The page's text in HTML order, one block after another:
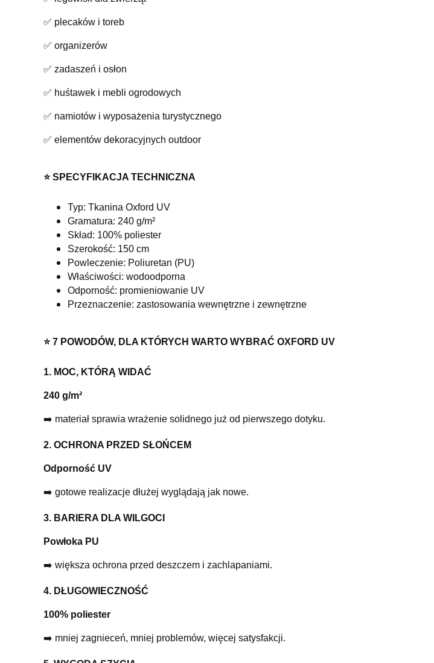
✅ plecaków i toreb
✅ organizerów
✅ zadaszeń i osłon
✅ huśtawek i mebli ogrodowych
✅ namiotów i wyposażenia turystycznego
✅ elementów dekoracyjnych outdoor
⭐️ SPECYFIKACJA TECHNICZNA
Typ: Tkanina Oxford UV
Gramatura: 240 g/m²
Skład: 100% poliester
Szerokość: 150 cm
Powleczenie: Poliuretan (PU)
Właściwości: wodoodporna
Odporność: promieniowanie UV
Przeznaczenie: zastosowania wewnętrzne i zewnętrzne
⭐️ 7 POWODÓW, DLA KTÓRYCH WARTO WYBRAĆ OXFORD UV
1. MOC, KTÓRĄ WIDAĆ
240 g/m²
➡️ materiał sprawia wrażenie solidnego już od pierwszego dotyku.
2. OCHRONA PRZED SŁOŃCEM
Odporność UV
➡️ gotowe realizacje dłużej wyglądają jak nowe.
3. BARIERA DLA WILGOCI
Powłoka PU
➡️ większa ochrona przed deszczem i zachlapaniami.
4. DŁUGOWIECZNOŚĆ
100% poliester
➡️ mniej zagnieceń, mniej problemów, więcej satysfakcji.